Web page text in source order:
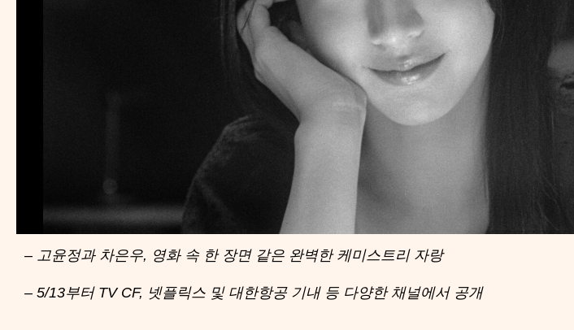
– 고윤정과 차은우, 영화 속 한 장면 같은 완벽한 케미스트리 자랑
– 5/13부터 TV CF, 넷플릭스 및 대한항공 기내 등 다양한 채널에서 공개